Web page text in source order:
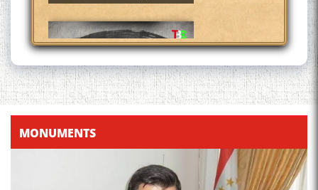
Қадамҷо - Лоҳутӣ
MONUMENTS